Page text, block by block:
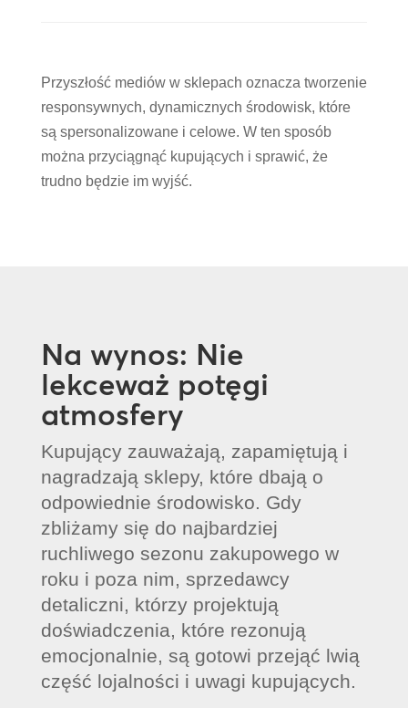
Przyszłość mediów w sklepach oznacza tworzenie
responsywnych, dynamicznych środowisk, które
są spersonalizowane i celowe. W ten sposób
można przyciągnąć kupujących i sprawić, że
trudno będzie im wyjść.
Na wynos: Nie
lekceważ potęgi
atmosfery
Kupujący zauważają, zapamiętują i
nagradzają sklepy, które dbają o
odpowiednie środowisko. Gdy
zbliżamy się do najbardziej
ruchliwego sezonu zakupowego w
roku i poza nim, sprzedawcy
detaliczni, którzy projektują
doświadczenia, które rezonują
emocjonalnie, są gotowi przejąć lwią
część lojalności i uwagi kupujących.